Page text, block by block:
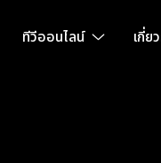
ทีวีออนไลน์ เกี่ย